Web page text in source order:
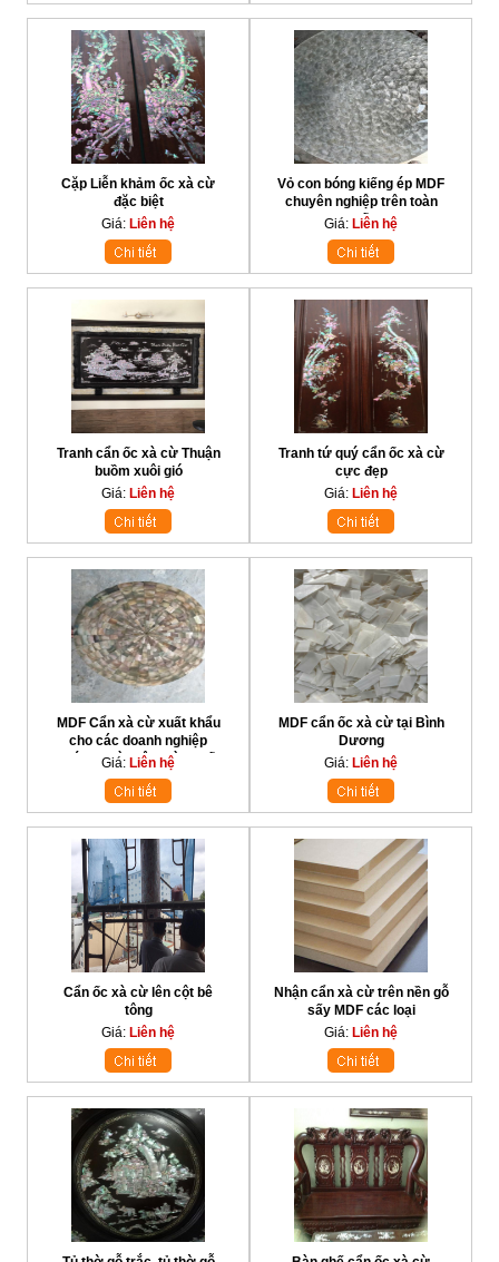
Cặp Liễn khảm ốc xà cừ
đặc biệt
Giá: Liên hệ
Vỏ con bóng kiếng ép MDF
chuyên nghiệp trên toàn
quốc
Giá: Liên hệ
Tranh cẩn ốc xà cừ Thuận
buồm xuôi gió
Giá: Liên hệ
Tranh tứ quý cẩn ốc xà cừ
cực đẹp
Giá: Liên hệ
MDF Cẩn xà cừ xuất khẩu
cho các doanh nghiệp
nước ngoài trên toàn quốc
Giá: Liên hệ
MDF cẩn ốc xà cừ tại Bình
Dương
Giá: Liên hệ
Cẩn ốc xà cừ lên cột bê
tông
Giá: Liên hệ
Nhận cẩn xà cừ trên nền gỗ
sấy MDF các loại
Giá: Liên hệ